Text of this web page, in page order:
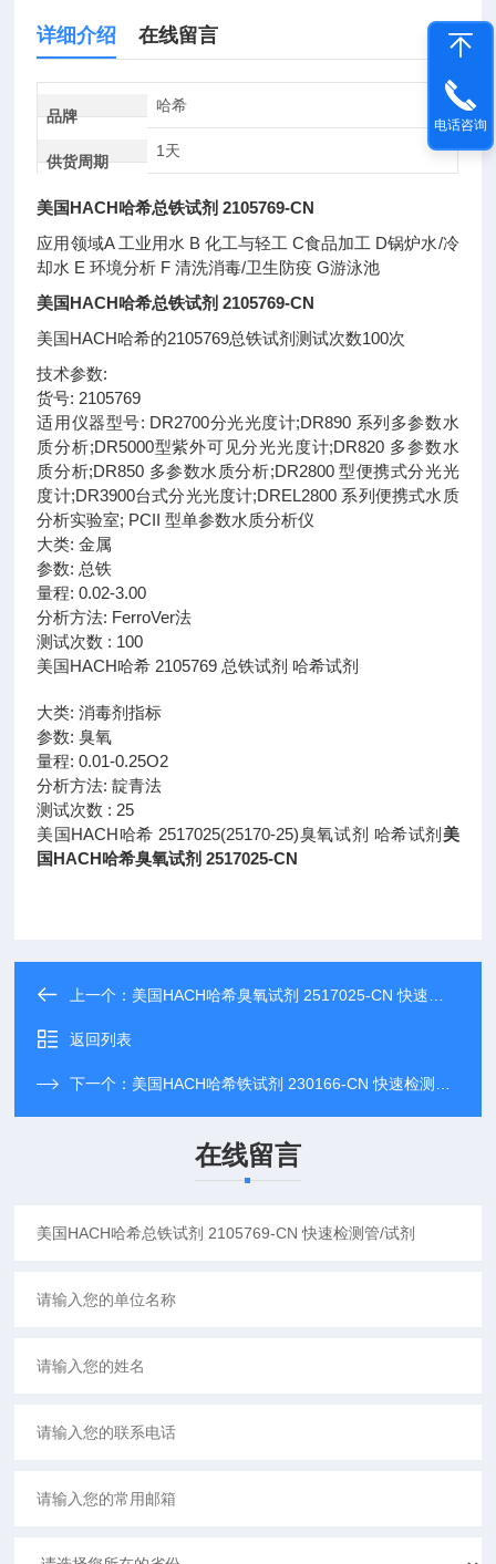
详细介绍 在线留言
品牌
哈希
供货周期
1天
美国HACH哈希总铁试剂 2105769-CN
应用领域A 工业用水 B 化工与轻工 C食品加工 D锅炉水/冷
却水 E 环境分析 F 清洗消毒/卫生防疫 G游泳池
美国HACH哈希总铁试剂 2105769-CN
美国HACH哈希的2105769总铁试剂测试次数100次
技术参数:
货号: 2105769
适用仪器型号: DR2700分光光度计;DR890 系列多参数水
质分析;DR5000型紫外可见分光光度计;DR820 多参数水
质分析;DR850 多参数水质分析;DR2800 型便携式分光光
度计;DR3900台式分光光度计;DREL2800 系列便携式水质
分析实验室; PCII 型单参数水质分析仪
大类: 金属
参数: 总铁
量程: 0.02-3.00
分析方法: FerroVer法
测试次数 : 100
美国HACH哈希 2105769 总铁试剂 哈希试剂
大类: 消毒剂指标
参数: 臭氧
量程: 0.01-0.25O2
分析方法: 靛青法
测试次数 : 25
美国HACH哈希 2517025(25170-25)臭氧试剂 哈希试剂 美
国HACH哈希臭氧试剂 2517025-CN
上一个： 美国HACH哈希臭氧试剂 2517025-CN 快速检测管/试剂
返回列表
下一个： 美国HACH哈希铁试剂 230166-CN 快速检测管/试剂
在线留言
电话咨询